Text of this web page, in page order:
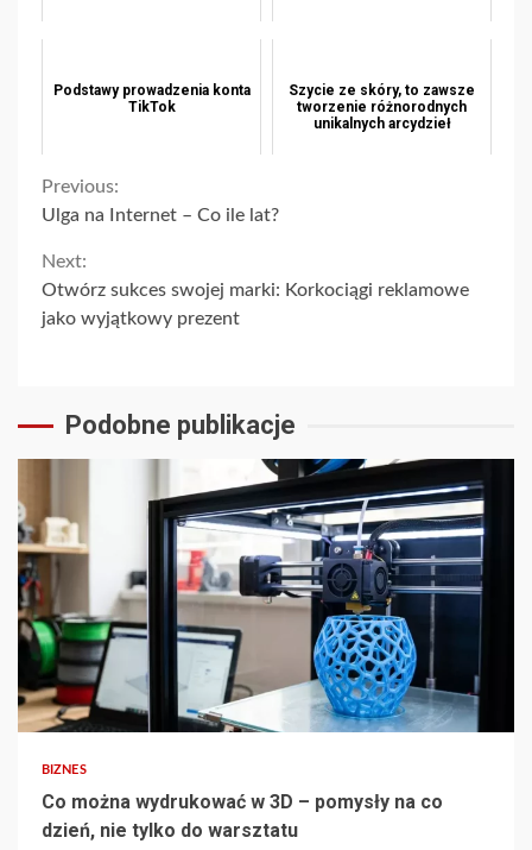
Podstawy prowadzenia konta
TikTok
Szycie ze skóry, to zawsze
tworzenie różnorodnych
unikalnych arcydzieł
Continue
Reading
Previous:
Ulga na Internet – Co ile lat?
Next:
Otwórz sukces swojej marki: Korkociągi reklamowe
jako wyjątkowy prezent
Podobne publikacje
3 min read
BIZNES
Co można wydrukować w 3D – pomysły na co
dzień, nie tylko do warsztatu